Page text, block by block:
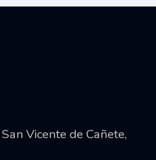
Vicente de Cañete,